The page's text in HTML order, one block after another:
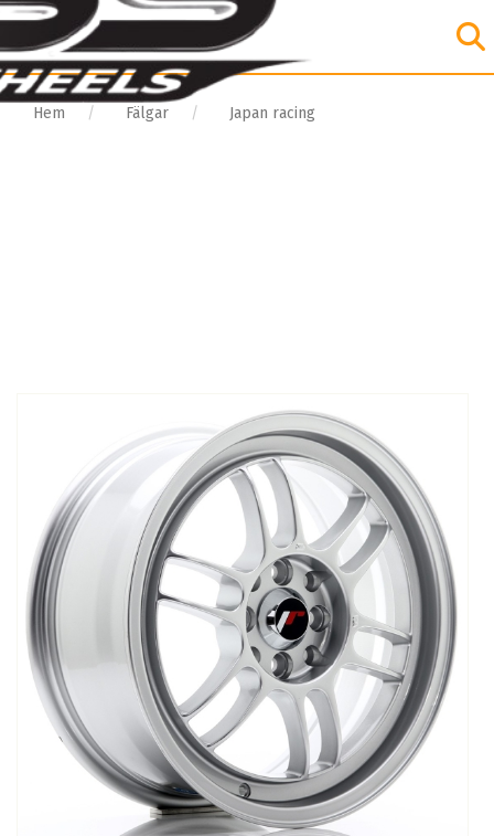
Hem Fälgar Japan racing